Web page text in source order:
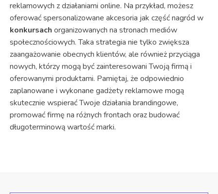
reklamowych z działaniami online. Na przykład, możesz
oferować spersonalizowane akcesoria jak część nagród w
konkursach organizowanych na stronach mediów
społecznościowych. Taka strategia nie tylko zwiększa
zaangażowanie obecnych klientów, ale również przyciąga
nowych, którzy mogą być zainteresowani Twoją firmą i
oferowanymi produktami. Pamiętaj, że odpowiednio
zaplanowane i wykonane gadżety reklamowe mogą
skutecznie wspierać Twoje działania brandingowe,
promować firmę na różnych frontach oraz budować
długoterminową wartość marki.